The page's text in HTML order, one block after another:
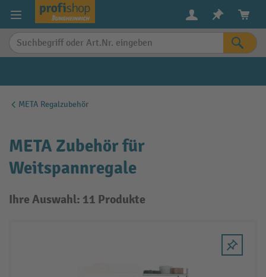
springen
META Regalzubehör
META Zubehör für
Weitspannregale
Ihre Auswahl: 11 Produkte